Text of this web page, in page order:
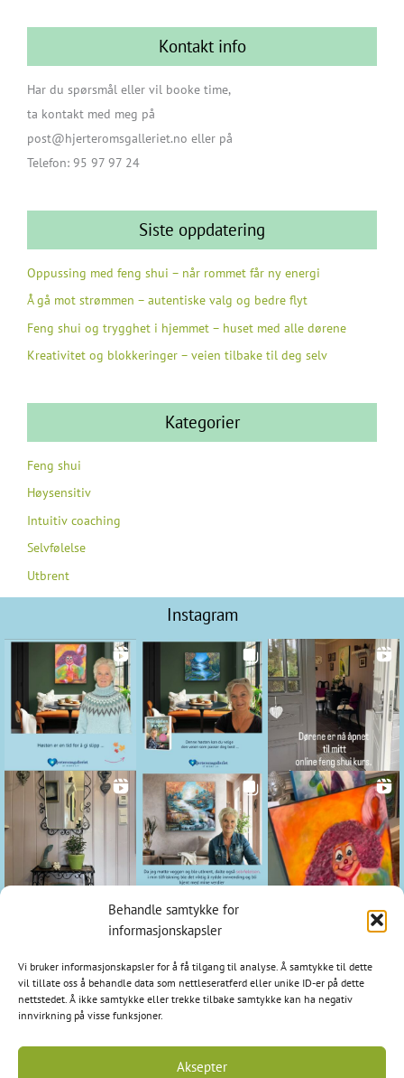
Behandle samtykke for
informasjonskapsler
Vi bruker informasjonskapsler for å få tilgang til analyse. Å samtykke til dette
vil tillate oss å behandle data som nettleseratferd eller unike ID-er på dette
nettstedet. Å ikke samtykke eller trekke tilbake samtykke kan ha negativ
innvirkning på visse funksjoner.
Aksepter
Kontakt info
Har du spørsmål eller vil booke time,
ta kontakt med meg på
post@hjerteromsgalleriet.no eller på
Telefon: 95 97 97 24
Siste oppdatering
Oppussing med feng shui – når rommet får ny energi
Å gå mot strømmen – autentiske valg og bedre flyt
Feng shui og trygghet i hjemmet – huset med alle dørene
Kreativitet og blokkeringer – veien tilbake til deg selv
Kategorier
Feng shui
Høysensitiv
Intuitiv coaching
Selvfølelse
Utbrent
Instagram
Kontakt
Hjerteromsgalleriet
1798 Aremark
E-post: post@hjerteromsgalleriet.no
Tlf: 95 97 97 24